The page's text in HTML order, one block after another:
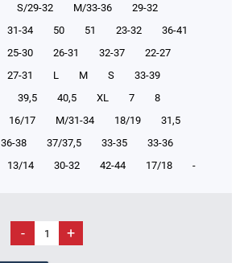
S/29-32 М/33-36
29-32
31-34 50 51 23-32
36-41
25-30 26-31 32-37
22-27
27-31 L M S
33-39
39,5 40,5 XL 7
8
16/17 М/31-34 18/19
31,5
36-38 37/37,5 33-35
33-36
13/14 30-32 42-44 17/18 -
- +